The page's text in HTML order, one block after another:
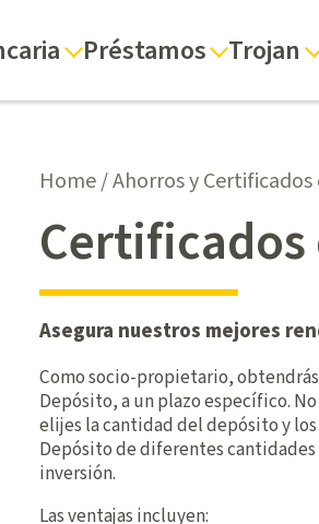
Préstamos Trojan
Home/Ahorros y
Asegura nuestros mejores
Como socio-propietario,
Depósito, a un plazo específico.
elijes la cantidad del depósito y
Depósito de diferentes cantidades
inversión.
Las ventajas incluyen: